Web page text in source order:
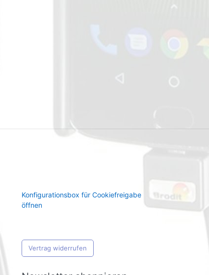
Konfigurationsbox für Cookiefreigabe
öffnen
Vertrag widerrufen